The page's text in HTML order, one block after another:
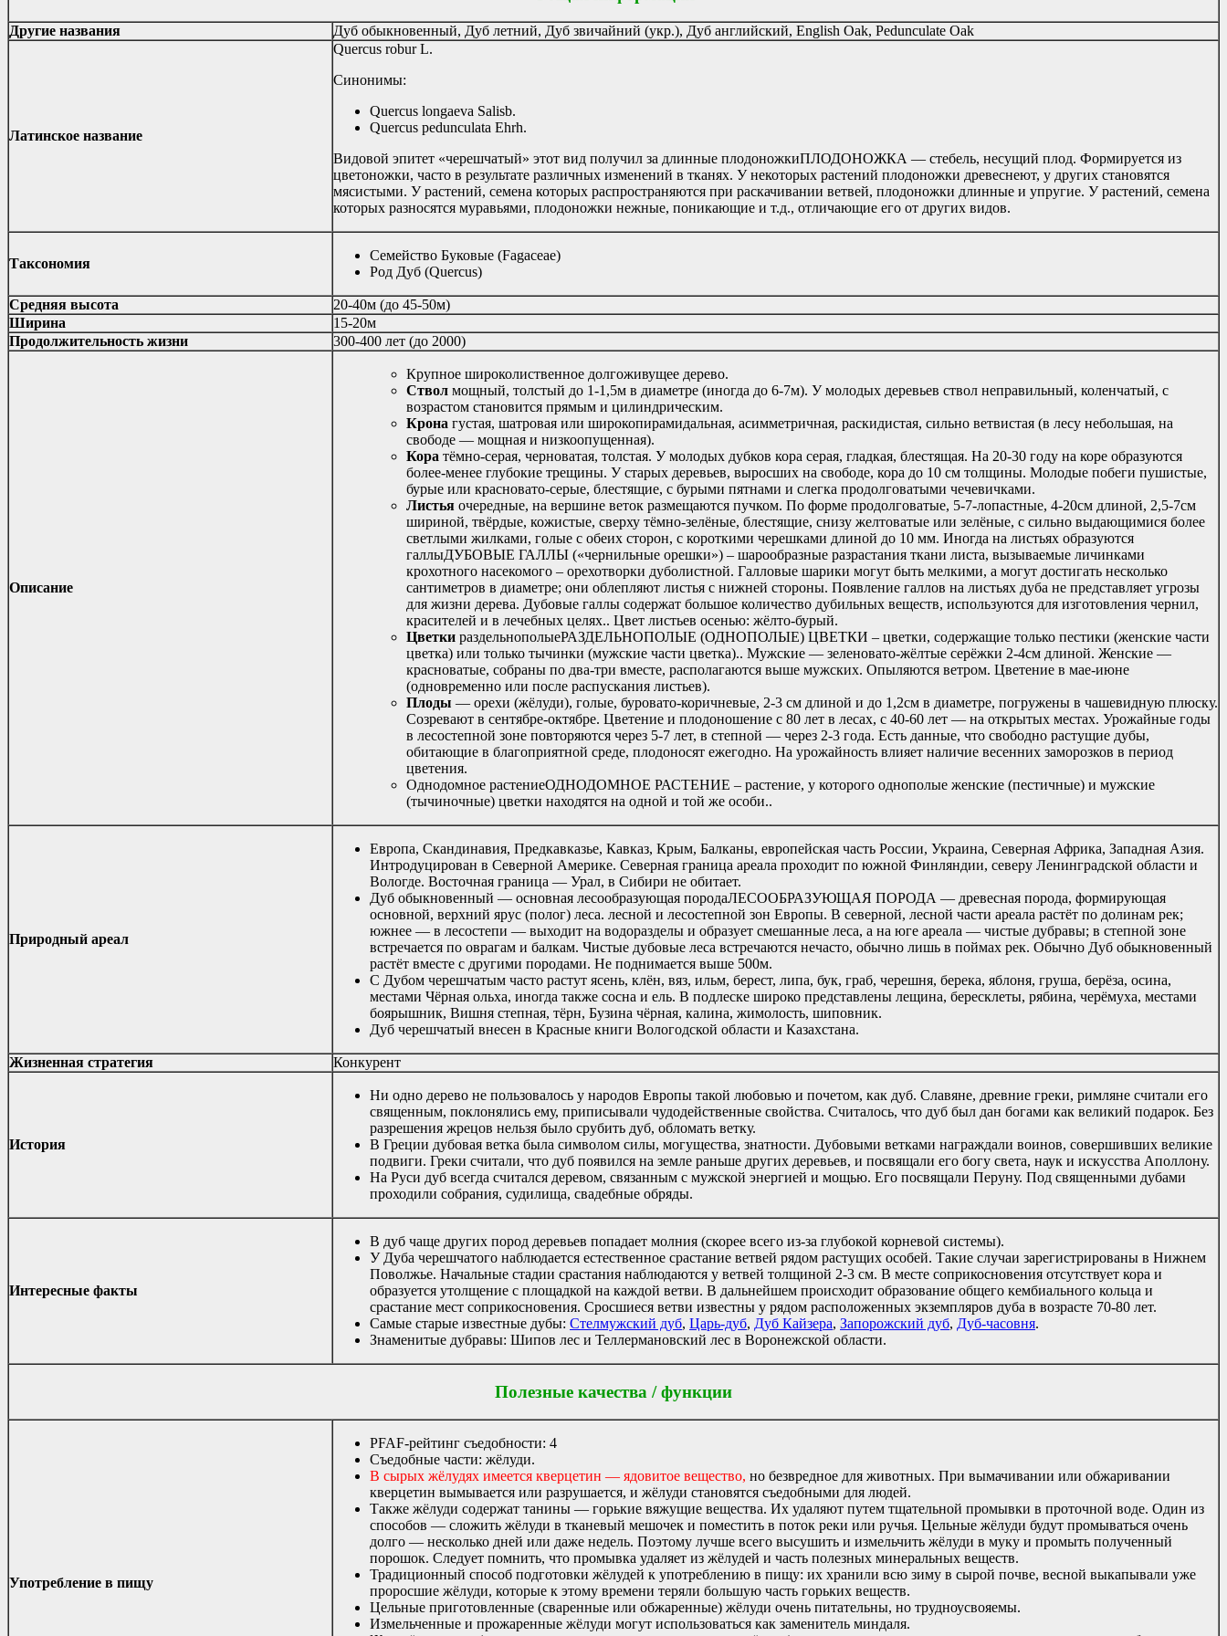
Другие названия Дуб обыкновенный, Дуб летний, Дуб звичайний (укр.), Дуб английский, English Oak, Pedunculate Oak
Латинское название
Quercus robur L.
Синонимы:
Quercus longaeva Salisb.
Quercus pedunculata Ehrh.
Видовой эпитет «черешчатый» этот вид получил за длинные плодоножкиПЛОДОНОЖКА — стебель, несущий плод. Формируется из
цветоножки, часто в результате различных изменений в тканях. У некоторых растений плодоножки древеснеют, у других становятся
мясистыми. У растений, семена которых распространяются при раскачивании ветвей, плодоножки длинные и упругие. У растений, семена
которых разносятся муравьями, плодоножки нежные, поникающие и т.д., отличающие его от других видов.
Таксономия
Семейство Буковые (Fagaceae)
Род Дуб (Quercus)
Средняя высота
20-40м (до 45-50м)
Ширина
15-20м
Продолжительность жизни
300-400 лет (до 2000)
Описание
Крупное широколиственное долгоживущее дерево.
Ствол мощный, толстый до 1-1,5м в диаметре (иногда до 6-7м). У молодых деревьев ствол неправильный, коленчатый, с
возрастом становится прямым и цилиндрическим.
Крона густая, шатровая или широкопирамидальная, асимметричная, раскидистая, сильно ветвистая (в лесу небольшая, на
свободе — мощная и низкоопущенная).
Кора тёмно-серая, черноватая, толстая. У молодых дубков кора серая, гладкая, блестящая. На 20-30 году на коре образуются
более-менее глубокие трещины. У старых деревьев, выросших на свободе, кора до 10 см толщины. Молодые побеги пушистые,
бурые или красновато-серые, блестящие, с бурыми пятнами и слегка продолговатыми чечевичками.
Листья очередные, на вершине веток размещаются пучком. По форме продолговатые, 5-7-лопастные, 4-20см длиной, 2,5-7см
шириной, твёрдые, кожистые, сверху тёмно-зелёные, блестящие, снизу желтоватые или зелёные, с сильно выдающимися более
светлыми жилками, голые с обеих сторон, с короткими черешками длиной до 10 мм. Иногда на листьях образуются
галлыДУБОВЫЕ ГАЛЛЫ («чернильные орешки») – шарообразные разрастания ткани листа, вызываемые личинками
крохотного насекомого – орехотворки дуболистной. Галловые шарики могут быть мелкими, а могут достигать несколько
сантиметров в диаметре; они облепляют листья с нижней стороны. Появление галлов на листьях дуба не представляет угрозы
для жизни дерева. Дубовые галлы содержат большое количество дубильных веществ, используются для изготовления чернил,
красителей и в лечебных целях.. Цвет листьев осенью: жёлто-бурый.
Цветки раздельнополыеРАЗДЕЛЬНОПОЛЫЕ (ОДНОПОЛЫЕ) ЦВЕТКИ – цветки, содержащие только пестики (женские части
цветка) или только тычинки (мужские части цветка).. Мужские — зеленовато-жёлтые серёжки 2-4см длиной. Женские —
красноватые, собраны по два-три вместе, располагаются выше мужских. Опыляются ветром. Цветение в мае-июне
(одновременно или после распускания листьев).
Плоды — орехи (жёлуди), голые, буровато-коричневые, 2-3 см длиной и до 1,2см в диаметре, погружены в чашевидную плюску.
Созревают в сентябре-октябре. Цветение и плодоношение с 80 лет в лесах, с 40-60 лет — на открытых местах. Урожайные годы
в лесостепной зоне повторяются через 5-7 лет, в степной — через 2-3 года. Есть данные, что свободно растущие дубы,
обитающие в благоприятной среде, плодоносят ежегодно. На урожайность влияет наличие весенних заморозков в период
цветения.
Однодомное растениеОДНОДОМНОЕ РАСТЕНИЕ – растение, у которого однополые женские (пестичные) и мужские
(тычиночные) цветки находятся на одной и той же особи..
Природный ареал
Европа, Скандинавия, Предкавказье, Кавказ, Крым, Балканы, европейская часть России, Украина, Северная Африка, Западная Азия.
Интродуцирован в Северной Америке. Северная граница ареала проходит по южной Финляндии, северу Ленинградской области и
Вологде. Восточная граница — Урал, в Сибири не обитает.
Дуб обыкновенный — основная лесообразующая породаЛЕСООБРАЗУЮЩАЯ ПОРОДА — древесная порода, формирующая
основной, верхний ярус (полог) леса. лесной и лесостепной зон Европы. В северной, лесной части ареала растёт по долинам рек;
южнее — в лесостепи — выходит на водоразделы и образует смешанные леса, а на юге ареала — чистые дубравы; в степной зоне
встречается по оврагам и балкам. Чистые дубовые леса встречаются нечасто, обычно лишь в поймах рек. Обычно Дуб обыкновенный
растёт вместе с другими породами. Не поднимается выше 500м.
С Дубом черешчатым часто растут ясень, клён, вяз, ильм, берест, липа, бук, граб, черешня, берека, яблоня, груша, берёза, осина,
местами Чёрная ольха, иногда также сосна и ель. В подлеске широко представлены лещина, бересклеты, рябина, черёмуха, местами
боярышник, Вишня степная, тёрн, Бузина чёрная, калина, жимолость, шиповник.
Дуб черешчатый внесен в Красные книги Вологодской области и Казахстана.
Жизненная стратегия Конкурент
История
Ни одно дерево не пользовалось у народов Европы такой любовью и почетом, как дуб. Славяне, древние греки, римляне считали его
священным, поклонялись ему, приписывали чудодейственные свойства. Считалось, что дуб был дан богами как великий подарок. Без
разрешения жрецов нельзя было срубить дуб, обломать ветку.
В Греции дубовая ветка была символом силы, могущества, знатности. Дубовыми ветками награждали воинов, совершивших великие
подвиги. Греки считали, что дуб появился на земле раньше других деревьев, и посвящали его богу света, наук и искусства Аполлону.
На Руси дуб всегда считался деревом, связанным с мужской энергией и мощью. Его посвящали Перуну. Под священными дубами
проходили собрания, судилища, свадебные обряды.
Интересные факты
В дуб чаще других пород деревьев попадает молния (скорее всего из-за глубокой корневой системы).
У Дуба черешчатого наблюдается естественное срастание ветвей рядом растущих особей. Такие случаи зарегистрированы в Нижнем
Поволжье. Начальные стадии срастания наблюдаются у ветвей толщиной 2-3 см. В месте соприкосновения отсутствует кора и
образуется утолщение с площадкой на каждой ветви. В дальнейшем происходит образование общего кембиального кольца и
срастание мест соприкосновения. Сросшиеся ветви известны у рядом расположенных экземпляров дуба в возрасте 70-80 лет.
Самые старые известные дубы: Стелмужский дуб, Царь-дуб, Дуб Кайзера, Запорожский дуб, Дуб-часовня.
Знаменитые дубравы: Шипов лес и Теллермановский лес в Воронежской области.
Полезные качества / функции
Употребление в пищу
PFAF-рейтинг съедобности: 4
Съедобные части: жёлуди.
В сырых жёлудях имеется кверцетин — ядовитое вещество, но безвредное для животных. При вымачивании или обжаривании
кверцетин вымывается или разрушается, и жёлуди становятся съедобными для людей.
Также жёлуди содержат танины — горькие вяжущие вещества. Их удаляют путем тщательной промывки в проточной воде. Один из
способов — сложить жёлуди в тканевый мешочек и поместить в поток реки или ручья. Цельные жёлуди будут промываться очень
долго — несколько дней или даже недель. Поэтому лучше всего высушить и измельчить жёлуди в муку и промыть полученный
порошок. Следует помнить, что промывка удаляет из жёлудей и часть полезных минеральных веществ.
Традиционный способ подготовки жёлудей к употреблению в пищу: их хранили всю зиму в сырой почве, весной выкапывали уже
проросшие жёлуди, которые к этому времени теряли большую часть горьких веществ.
Цельные приготовленные (сваренные или обжаренные) жёлуди очень питательны, но трудноусвояемы.
Измельченные и прожаренные жёлуди могут использоваться как заменитель миндаля.